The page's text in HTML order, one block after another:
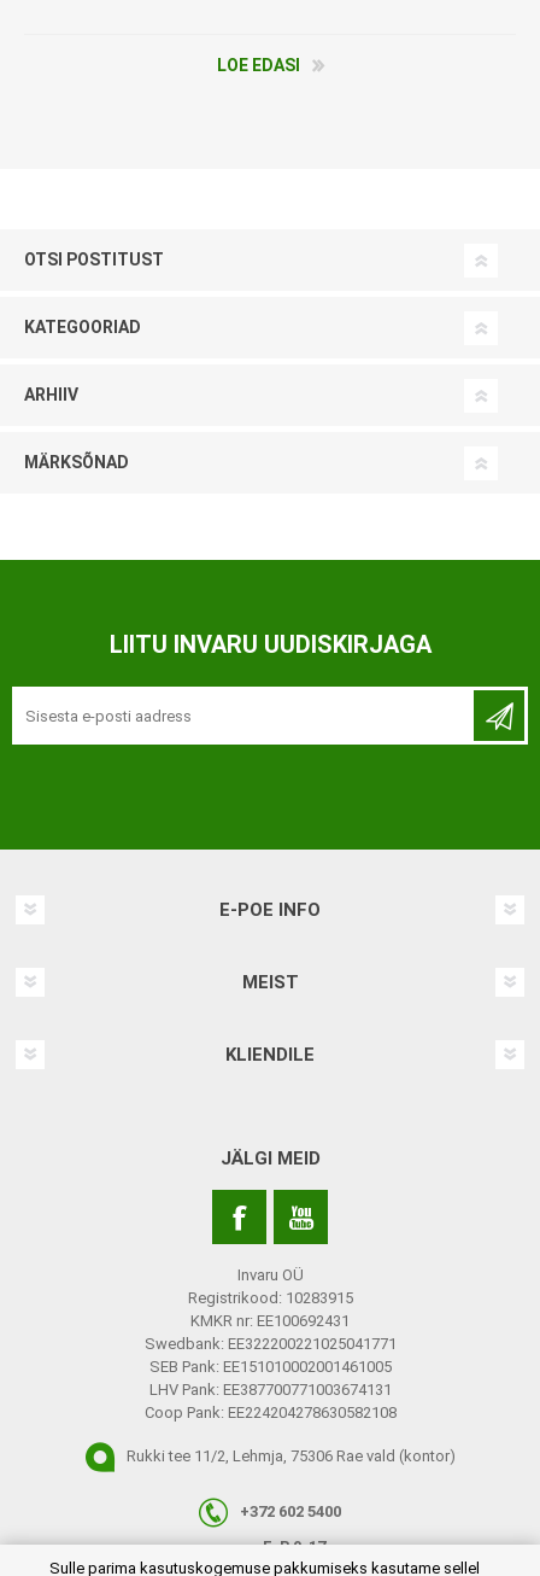
LOE EDASI
OTSI POSTITUST
KATEGOORIAD
ARHIIV
MÄRKSÕNAD
LIITU INVARU UUDISKIRJAGA
E-POE INFO
MEIST
KLIENDILE
JÄLGI MEID
Invaru OÜ
Registrikood: 10283915
KMKR nr: EE100692431
Swedbank: EE322200221025041771
SEB Pank: EE151010002001461005
LHV Pank: EE387700771003674131
Coop Pank: EE224204278630582108
Rukki tee 11/2, Lehmja, 75306 Rae vald (kontor)
+372 602 5400
E-R 9-17
Sulle parima kasutuskogemuse pakkumiseks kasutame sellel